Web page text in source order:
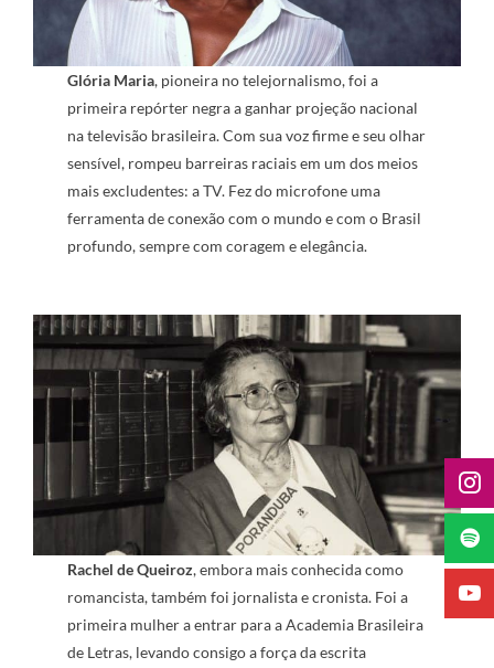
Glória Maria, pioneira no telejornalismo, foi a
primeira repórter negra a ganhar projeção nacional
na televisão brasileira. Com sua voz firme e seu olhar
sensível, rompeu barreiras raciais em um dos meios
mais excludentes: a TV. Fez do microfone uma
ferramenta de conexão com o mundo e com o Brasil
profundo, sempre com coragem e elegância.
Rachel de Queiroz, embora mais conhecida como
romancista, também foi jornalista e cronista. Foi a
primeira mulher a entrar para a Academia Brasileira
de Letras, levando consigo a força da escrita